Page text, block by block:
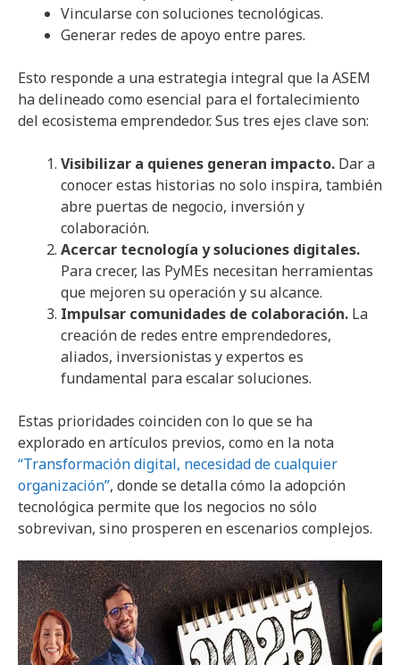
Vincularse con soluciones tecnológicas.
Generar redes de apoyo entre pares.
Esto responde a una estrategia integral que la ASEM
ha delineado como esencial para el fortalecimiento
del ecosistema emprendedor. Sus tres ejes clave son:
Visibilizar a quienes generan impacto. Dar a
conocer estas historias no solo inspira, también
abre puertas de negocio, inversión y
colaboración.
Acercar tecnología y soluciones digitales.
Para crecer, las PyMEs necesitan herramientas
que mejoren su operación y su alcance.
Impulsar comunidades de colaboración. La
creación de redes entre emprendedores,
aliados, inversionistas y expertos es
fundamental para escalar soluciones.
Estas prioridades coinciden con lo que se ha
explorado en artículos previos, como en la nota
“Transformación digital, necesidad de cualquier
organización”, donde se detalla cómo la adopción
tecnológica permite que los negocios no sólo
sobrevivan, sino prosperen en escenarios complejos.